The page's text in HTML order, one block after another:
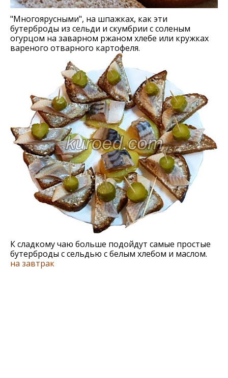
"Многоярусными", на шпажках, как эти
бутерброды из сельди и скумбрии с соленым
огурцом на заварном ржаном хлебе или кружках
вареного отварного картофеля.
К сладкому чаю больше подойдут самые простые
бутерброды с сельдью с белым хлебом и маслом.
на завтрак